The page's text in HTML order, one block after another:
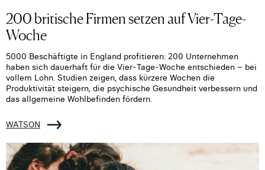
200 britische Firmen setzen auf Vier-Tage-
Woche
5000 Beschäftigte in England profitieren: 200 Unternehmen
haben sich dauerhaft für die Vier-Tage-Woche entschieden – bei
vollem Lohn. Studien zeigen, dass kürzere Wochen die
Produktivität steigern, die psychische Gesundheit verbessern und
das allgemeine Wohlbefinden fördern.
WATSON